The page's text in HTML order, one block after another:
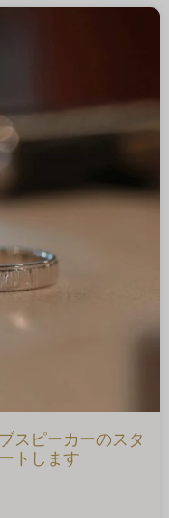
スピーカーのスタ
トします